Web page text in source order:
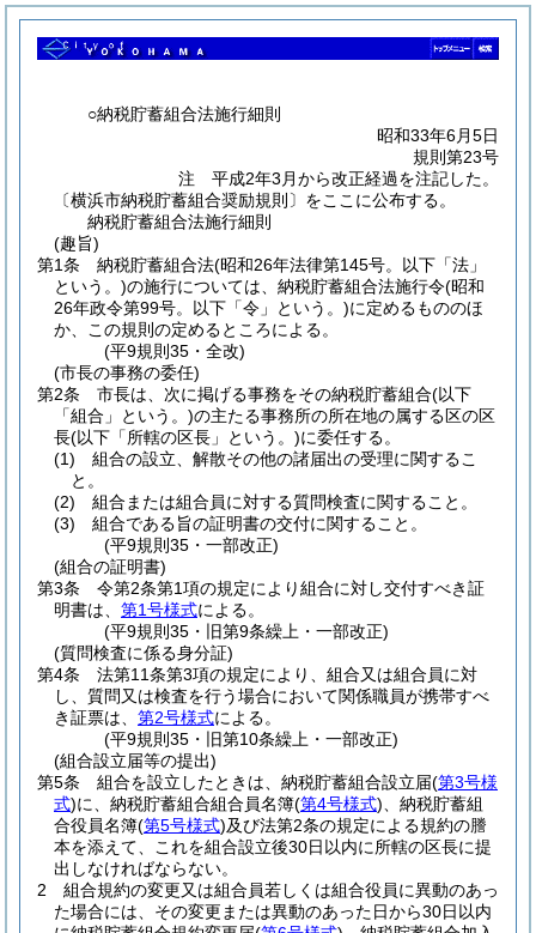
○納税貯蓄組合法施行細則
昭和33年6月5日
規則第23号
注 平成2年3月から改正経過を注記した。
〔横浜市納税貯蓄組合奨励規則〕をここに公布する。
納税貯蓄組合法施行細則
(趣旨)
第1条
納税貯蓄組合法(昭和26年法律第145号。以下「法」
という。)の施行については、納税貯蓄組合法施行令(昭和
26年政令第99号。以下「令」という。)に定めるもののほ
か、この規則の定めるところによる。
(平9規則35・全改)
(市長の事務の委任)
第2条
市長は、次に掲げる事務をその納税貯蓄組合(以下
「組合」という。)の主たる事務所の所在地の属する区の区
長(以下「所轄の区長」という。)に委任する。
(1)
組合の設立、解散その他の諸届出の受理に関するこ
と。
(2)
組合または組合員に対する質問検査に関すること。
(3)
組合である旨の証明書の交付に関すること。
(平9規則35・一部改正)
(組合の証明書)
第3条
令第2条第1項の規定により組合に対し交付すべき証
明書は、 第1号様式による。
(平9規則35・旧第9条繰上・一部改正)
(質問検査に係る身分証)
第4条
法第11条第3項の規定により、組合又は組合員に対
し、質問又は検査を行う場合において関係職員が携帯すべ
き証票は、 第2号様式による。
(平9規則35・旧第10条繰上・一部改正)
(組合設立届等の提出)
第5条
組合を設立したときは、納税貯蓄組合設立届(第3号様
式)に、納税貯蓄組合組合員名簿(第4号様式) 、納税貯蓄組
合役員名簿(第5号様式)及び法第2条の規定による規約の謄
本を添えて、これを組合設立後30日以内に所轄の区長に提
出しなければならない。
2
組合規約の変更又は組合員若しくは組合役員に異動のあっ
た場合には、その変更または異動のあった日から30日以内